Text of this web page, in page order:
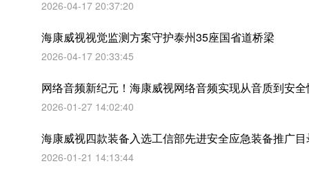
2026-04-17 20:37:20
海康威视视觉监测方案守护泰州35座国省道桥梁
2026-04-17 20:33:45
网络音频新纪元！海康威视网络音频实现从音质到安
2026-01-27 14:02:40
海康威视四款装备入选工信部先进安全应急装备推广目
2026-01-21 14:13:44